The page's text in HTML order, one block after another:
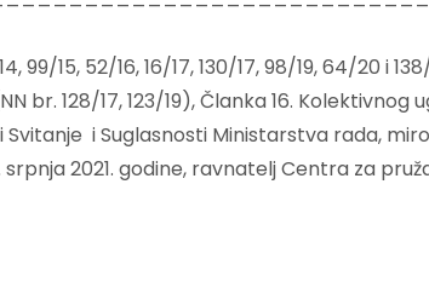
99/15, 52/16, 16/17, 130/17, 98/19, 64/20 i
br. 128/17, 123/19), Članka 16.
i Suglasnosti Ministarstva rada,
2021. godine, ravnatelj Centra za